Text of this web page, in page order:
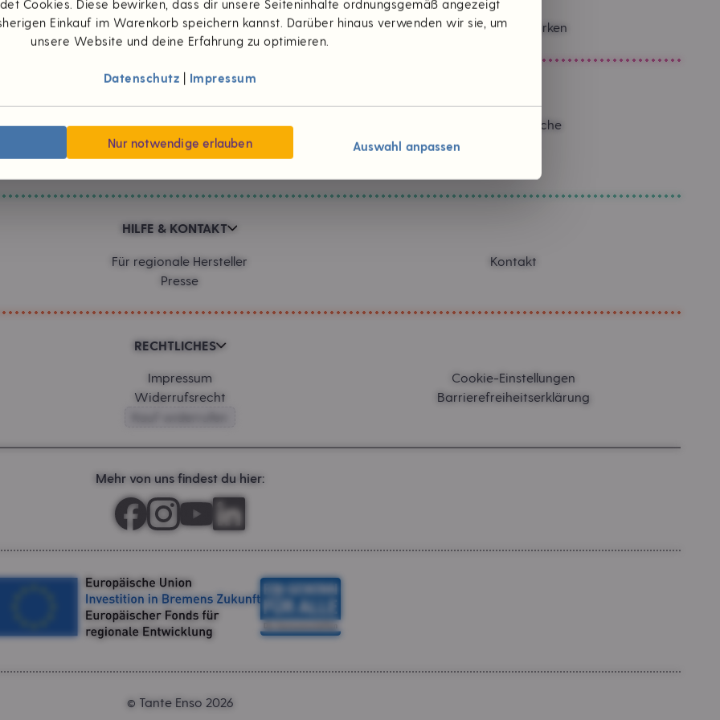
Cookies. Diese bewirken, dass dir unsere Seiteninhalte ordnungsgemäß angezeigt
Einkauf im Warenkorb speichern kannst. Darüber hinaus verwenden wir sie, um
unsere Website und deine Erfahrung zu optimieren.
Datenschutz Impressum
Nur notwendige erlauben Auswahl anpassen
Zahlungsarten Themen & Marken
Wünsch dir was
#foodpioniere
Neuigkeiten
Verantwortliche
HILFE & KONTAKT
Für regionale Hersteller
Presse
Kontakt
RECHTLICHES
Impressum
Widerrufsrecht
Cookie-Einstellungen
Barrierefreiheitserklärung
Mehr von uns findest du hier:
© Tante Enso 2026